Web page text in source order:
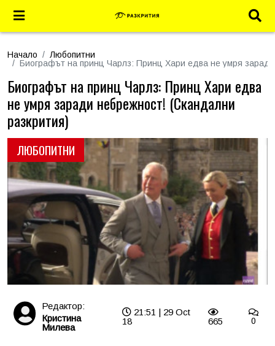
Начало
Любопитни
Биографът на принц Чарлз: Принц Хари едва не умря
ЛЮБОПИТНИ
Биографът на принц Чарлз: Принц Хари едва
не умря заради небрежност! (Скандални
разкрития)
Редактор:
Кристина
Милева
21:51 | 29 Oct
18
665 0